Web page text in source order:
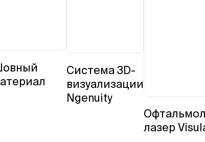
Система 3D-
визуализации
Ngenuity
лазер